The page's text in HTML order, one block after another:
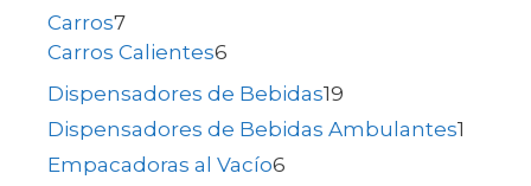
Carros7
Carros Calientes6
Dispensadores de Bebidas19
Dispensadores de Bebidas Ambulantes1
Empacadoras al Vacío6